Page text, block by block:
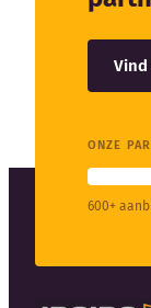
ONZE
600+